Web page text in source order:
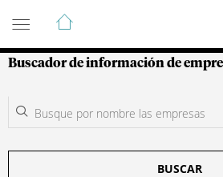
Guía de Empresas
Buscador de información de
BUSCAR